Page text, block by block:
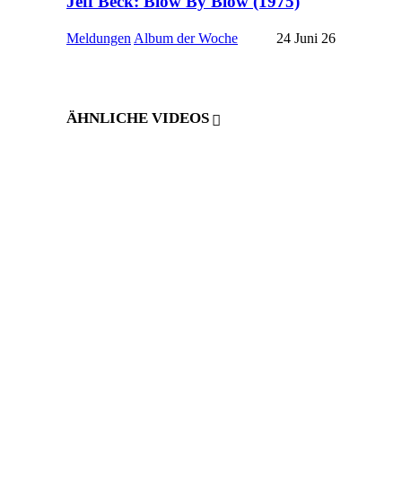
Meldungen Album der Woche 24 Juni 26
ÄHNLICHE VIDEOS